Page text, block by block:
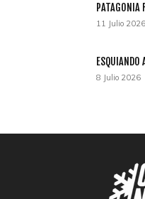
PATAGONIA
11 Julio 2026
ESQUIANDO
8 Julio 2026